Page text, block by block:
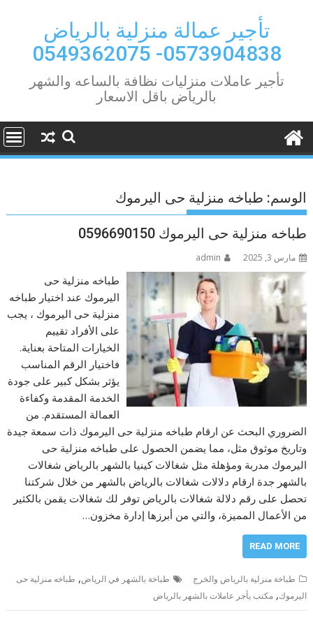
تأجير عمالة منزلية بالرياض
0573904838- 0549362075
تأجير عاملات منزليات نظافة بالساعه والشهر
بالرياض باقل الاسعار
الوسم: طباخه منزلية حى اليرموك
طباخه منزلية حى اليرموك 0596690150
مارس 3, 2025 admin
طباخه منزلية حى
اليرموك عند اختيار طباخه
منزلية حى اليرموك ، يجب
على الأفراد تقييم
الخيارات المتاحة بعناية.
فاختيار الرقم المناسب
يؤثر بشكل كبير على جودة
الخدمة المقدمة وكفاءة
العمالة المستقدم. من
الضروري البحث عن ارقام طباخه منزلية حى اليرموك ذات سمعة جيدة
وتاريخ موثوق مثل، مما يضمن الحصول على طباخه منزلية حى
اليرموك مدربة ومؤهلة مثل شغالات كينيا بالشهر بالرياض شغالات
بالشهر جدة ارقام دلالات شغالات بالرياض بالشهر من خلال شركتنا
تحصل على رقم دلالة شغالات بالرياض توفر لك شغالات يقمن بالكثير
من الأعمال المميزة، والتي من أبرزها إدارة مخزون…
READ MORE
طباخة منزلية بالرياض والخرج طباخة بالشهر في الرياض, طباخه منزلية حى
اليرموك,مكتب يأجر عاملات بالشهر بالرياض